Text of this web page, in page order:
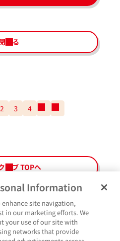
じる
2 3 4
の
番
ペ
ー
ラブ TOPへ
バーズ会員規約プライバシーポリシー
Cookie設定Glicoホームページ
Information
site navigation,
in our marketing efforts. We
your use of our site with
networks that provide